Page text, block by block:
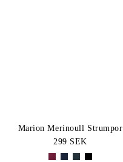
Marion Merinoull Strumpor
299 SEK